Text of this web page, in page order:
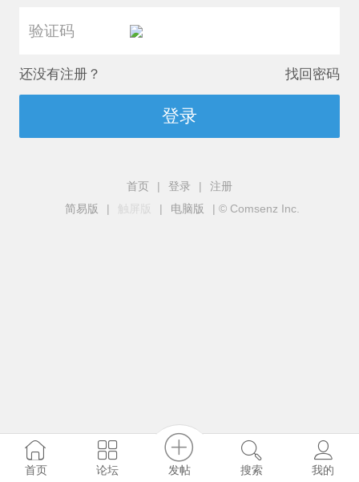
还没有注册？ 找回密码
登录
首页 | 登录 |
注册
简易版
| 触屏版 | 电脑版 | © Comsenz Inc.
首页 论坛 发帖 搜索 我的